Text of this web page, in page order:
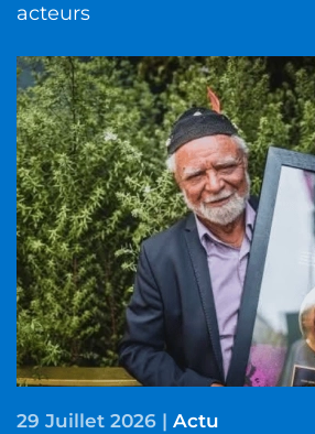
acteurs
29 Juillet 2026 | Actu